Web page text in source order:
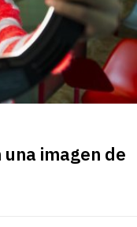
imagen de